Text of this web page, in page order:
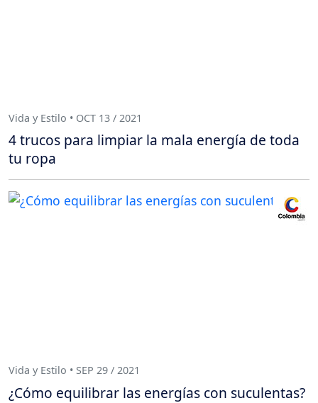
Vida y Estilo • OCT 13 / 2021
4 trucos para limpiar la mala energía de toda
tu ropa
Vida y Estilo • SEP 29 / 2021
¿Cómo equilibrar las energías con suculentas?